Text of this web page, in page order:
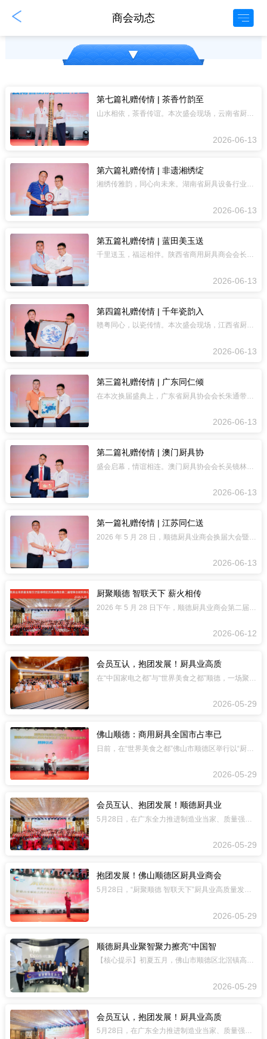
商会动态
第七篇礼赠传情 | 茶香竹韵至
山水相依，茶香传谊。本次盛会现场，云南省厨具协会会长郑福荣，特委托秘书长邬金锋代
2026-06-13
第六篇礼赠传情 | 非遗湘绣绽
湘绣传雅韵，同心向未来。湖南省厨具设备行业协会会长蒋立业，带来湖南非遗精品 ——
2026-06-13
第五篇礼赠传情 | 蓝田美玉送
千里送玉，福运相伴。陕西省商用厨具商会会长张涛携陕西特色珍宝而来，献上蓝田玉福禄
2026-06-13
第四篇礼赠传情 | 千年瓷韵入
赣粤同心，以瓷传情。本次盛会现场，江西省厨具协会会长胡玉成，特委托中国酒店用品协
2026-06-13
第三篇礼赠传情 | 广东同仁倾
2026-06-13
第二篇礼赠传情 | 澳门厨具协
盛会启幕，情谊相连。澳门厨具协会会长吴镜林亲临现场，专属定制厨业携手纪念匾作为重
2026-06-13
第一篇礼赠传情 | 江苏同仁送
2026 年 5 月 28 日，顺德厨具业商会换届大会暨全国厨具行业高质量发展交
2026-06-13
厨聚顺德 智联天下 薪火相传
2026-06-12
会员互认，抱团发展！厨具业高质
在“中国家电之都”与“世界美食之都”顺德，一场聚焦厨具业未来的盛会于5月28日召
2026-05-29
佛山顺德：商用厨具全国市占率已
日前，在“世界美食之都”佛山市顺德区举行以“厨聚顺德 智联天下”为主题的厨具业高
2026-05-29
会员互认、抱团发展！顺德厨具业
5月28日，在广东全力推进制造业当家、质量强省建设的热潮中，围绕“两业协同”和“
2026-05-29
抱团发展！佛山顺德区厨具业商会
5月28日，“厨聚顺德 智联天下”厨具业高质量发展交流暨佛山顺德区厨具业商会第二
2026-05-29
顺德厨具业聚智聚力擦亮“中国智
【核心提示】初夏五月，佛山市顺德区北滘镇高朋满座。以“厨具业高质量发展交流暨顺德
2026-05-29
会员互认，抱团发展！厨具业高质
5月28日，在广东全力推进制造业当家、质量强省建设的热潮中，围绕“两业协同”和“